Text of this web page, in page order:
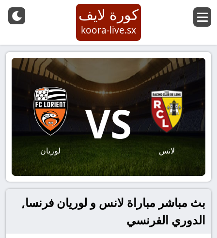
كورة لايف
koora-live.sx
لانس
VS
لوريان
بث مباشر مباراة لانس و لوريان فرنسا,
الدوري الفرنسي